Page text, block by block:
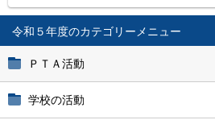
令和５年度
ＰＴＡ活動
学校の活動